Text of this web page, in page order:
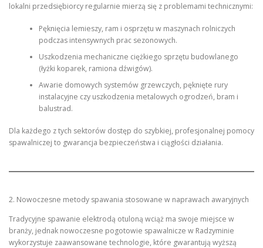
lokalni przedsiębiorcy regularnie mierzą się z problemami technicznymi:
Pęknięcia lemieszy, ram i osprzętu w maszynach rolniczych
podczas intensywnych prac sezonowych.
Uszkodzenia mechaniczne ciężkiego sprzętu budowlanego
(łyżki koparek, ramiona dźwigów).
Awarie domowych systemów grzewczych, pęknięte rury
instalacyjne czy uszkodzenia metalowych ogrodzeń, bram i
balustrad.
Dla każdego z tych sektorów dostęp do szybkiej, profesjonalnej pomocy
spawalniczej to gwarancja bezpieczeństwa i ciągłości działania.
2. Nowoczesne metody spawania stosowane w naprawach awaryjnych
Tradycyjne spawanie elektrodą otuloną wciąż ma swoje miejsce w
branży, jednak nowoczesne pogotowie spawalnicze w Radzyminie
wykorzystuje zaawansowane technologie, które gwarantują wyższą